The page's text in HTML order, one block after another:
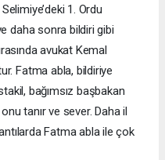
1. Ordu
daha sonra bildiri gibi
avukat Kemal
Fatma abla, bildiriye
bağımsız başbakan
tanır ve sever. Daha il
Fatma abla ile çok